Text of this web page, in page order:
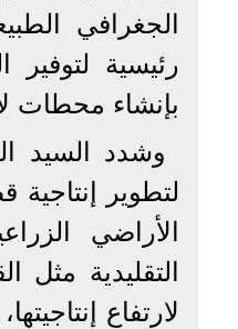
بإنشاء محطات
وشدد السيد
لتطوير
الأراضي
التقليدية مثل
لارتفاع